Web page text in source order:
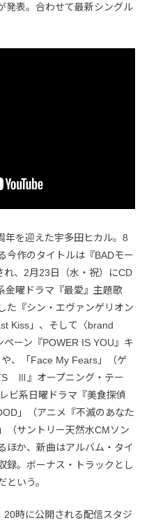
発表。合わせて最新シングル
年を迎えた宇多田ヒカル。8
今作のタイトルは『BADモー
れ、2月23日（水・祝）にCD
金曜ドラマ『最愛』主題歌
た『シン・エヴァンゲリオン
Kiss」、そして〈brand
ーン『POWER IS YOU』キ
、「Face My Fears」（ゲ
Ⅲ』オープニング・テー
ビ系日曜ドラマ『美食探偵
」（アニメ『不滅のあなた
（サントリー天然水CMソン
ほか、新曲はアルバム・タイ
録。ボーナス・トラックとし
いう。
時に公開される配信スタジ